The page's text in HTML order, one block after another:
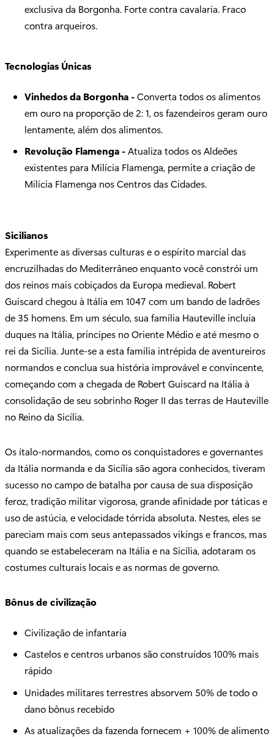
exclusiva da Borgonha. Forte contra cavalaria. Fraco
contra arqueiros.
Tecnologias Únicas
Vinhedos da Borgonha -Converta todos os alimentos
em ouro na proporção de 2: 1, os fazendeiros geram ouro
lentamente, além dos alimentos.
Revolução Flamenga -Atualiza todos os Aldeões
existentes para Milícia Flamenga, permite a criação de
Milícia Flamenga nos Centros das Cidades.
Sicilianos
Experimente as diversas culturas e o espírito marcial das
encruzilhadas do Mediterrâneo enquanto você constrói um
dos reinos mais cobiçados da Europa medieval. Robert
Guiscard chegou à Itália em 1047 com um bando de ladrões
de 35 homens. Em um século, sua família Hauteville incluía
duques na Itália, príncipes no Oriente Médio e até mesmo o
rei da Sicília. Junte-se a esta família intrépida de aventureiros
normandos e conclua sua história improvável e convincente,
começando com a chegada de Robert Guiscard na Itália à
consolidação de seu sobrinho Roger II das terras de Hauteville
no Reino da Sicília.
Os ítalo-normandos, como os conquistadores e governantes
da Itália normanda e da Sicília são agora conhecidos, tiveram
sucesso no campo de batalha por causa de sua disposição
feroz, tradição militar vigorosa, grande afinidade por táticas e
uso de astúcia, e velocidade tórrida absoluta. Nestes, eles se
pareciam mais com seus antepassados ​​vikings e francos, mas
quando se estabeleceram na Itália e na Sicília, adotaram os
costumes culturais locais e as normas de governo.
Bônus de civilização
Civilização de infantaria
Castelos e centros urbanos são construídos 100% mais
rápido
Unidades militares terrestres absorvem 50% de todo o
dano bônus recebido
As atualizações da fazenda fornecem + 100% de alimento